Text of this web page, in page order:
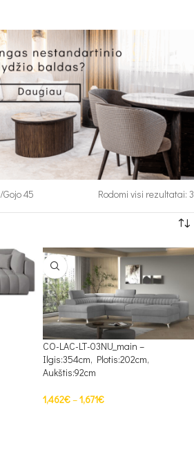
Gojo 45 Rodomi visi rezultatai: 3
CO-LAC-LT-03NU_main –
Ilgis:354cm, Plotis:202cm,
Aukštis:92cm
1,462€–1,671€